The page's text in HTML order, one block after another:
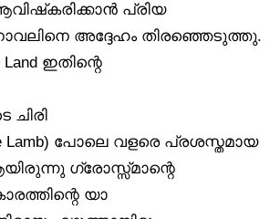
പ്രിയ
അദ്ദേഹം തിരഞ്ഞെടുത്തു.
Land ഇതിന്റെ
ചിരി
Lamb) പോലെ വളരെ പ്രശസ്തമായ
ഗ്രോസ്സ്മാന്റെ
യാ